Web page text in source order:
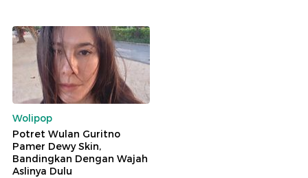
Wolipop
Potret Wulan Guritno
Pamer Dewy Skin,
Bandingkan Dengan Wajah
Aslinya Dulu